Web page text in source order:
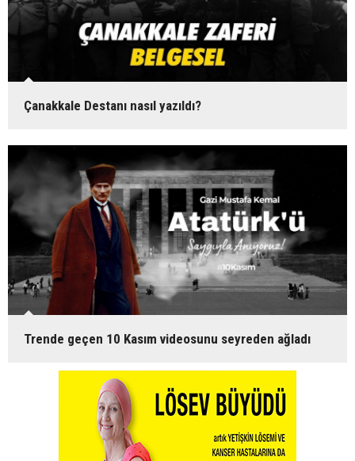
Çanakkale Destanı nasıl yazıldı?
Trende geçen 10 Kasım videosunu seyreden ağladı